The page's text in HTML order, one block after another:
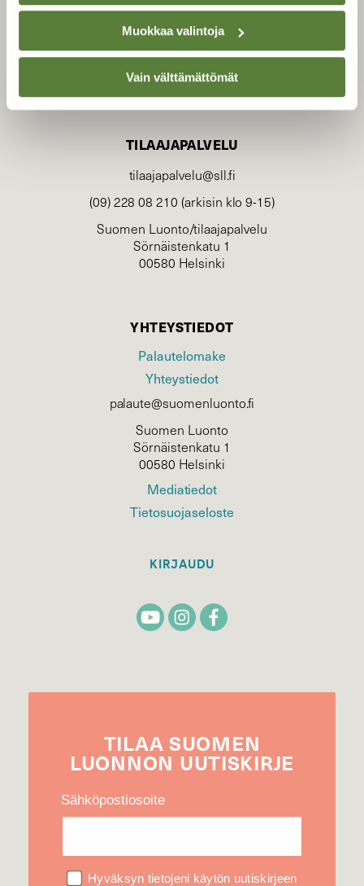
Muokkaa valintoja
Vain välttämättömät
TILAAJAPALVELU
tilaajapalvelu@sll.fi
(09) 228 08 210 (arkisin klo 9-15)
Suomen Luonto/tilaajapalvelu
Sörnäistenkatu 1
00580 Helsinki
YHTEYSTIEDOT
Palautelomake
Yhteystiedot
palaute@suomenluonto.fi
Suomen Luonto
Sörnäistenkatu 1
00580 Helsinki
Mediatiedot
Tietosuojaseloste
KIRJAUDU
TILAA SUOMEN
LUONNON UUTIS­KIRJE
Sähköpostiosoite
Hyväksyn tietojeni käytön uutiskirjeen